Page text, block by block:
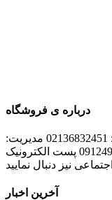
درباره ی فروشگاه
تلفن پشتیبانی: 02136832488 دورنگار: 02136832451 مدیریت:
09124996970 پست الکترونیک: info@banktire.com ما را در شبکه
آخرین اخبار